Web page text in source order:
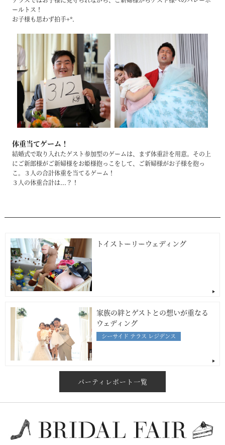
ールトス！
お子様も思わず拍手+*.
体重当てゲーム！
結婚式で取り入れたゲスト参加型のゲームは、まず体重計を用意。その上
にご新郎様がご新婦様をお姫様抱っこをして、ご新婦様がお子様を抱っ
こ。３人の合計体重を当てるゲーム！
３人の体重合計は...？！
トイストーリーウェディング
家族の絆とゲストとの想いが重なる
ウェディング
シーサイド テラス レジデンス
パーティレポート一覧